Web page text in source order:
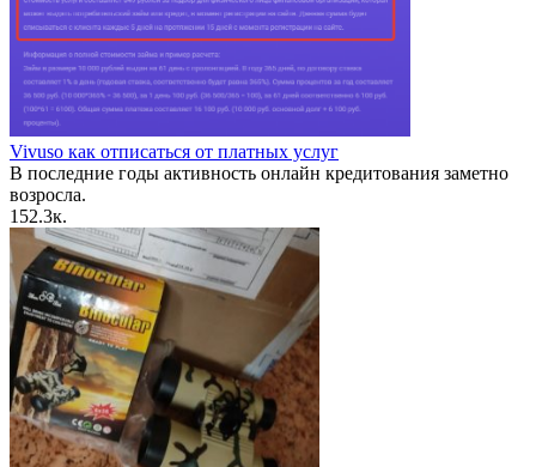
Vivuso как отписаться от платных услуг
В последние годы активность онлайн кредитования заметно
возросла.
152.3к.